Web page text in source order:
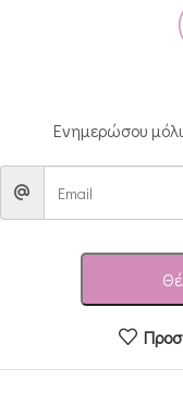
Ενημερώσου